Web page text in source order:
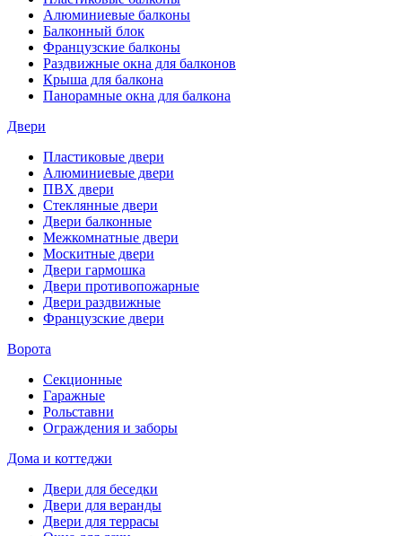
Алюминиевые балконы
Балконный блок
Французские балконы
Раздвижные окна для балконов
Крыша для балкона
Панорамные окна для балкона
Двери
Пластиковые двери
Алюминиевые двери
ПВХ двери
Стеклянные двери
Двери балконные
Межкомнатные двери
Москитные двери
Двери гармошка
Двери противопожарные
Двери раздвижные
Французские двери
Ворота
Секционные
Гаражные
Рольставни
Ограждения и заборы
Дома и коттеджи
Двери для беседки
Двери для веранды
Двери для террасы